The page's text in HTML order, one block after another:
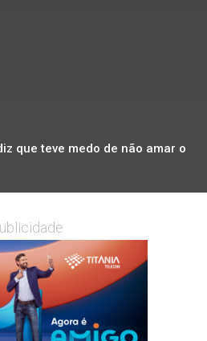
que teve medo de não amar o